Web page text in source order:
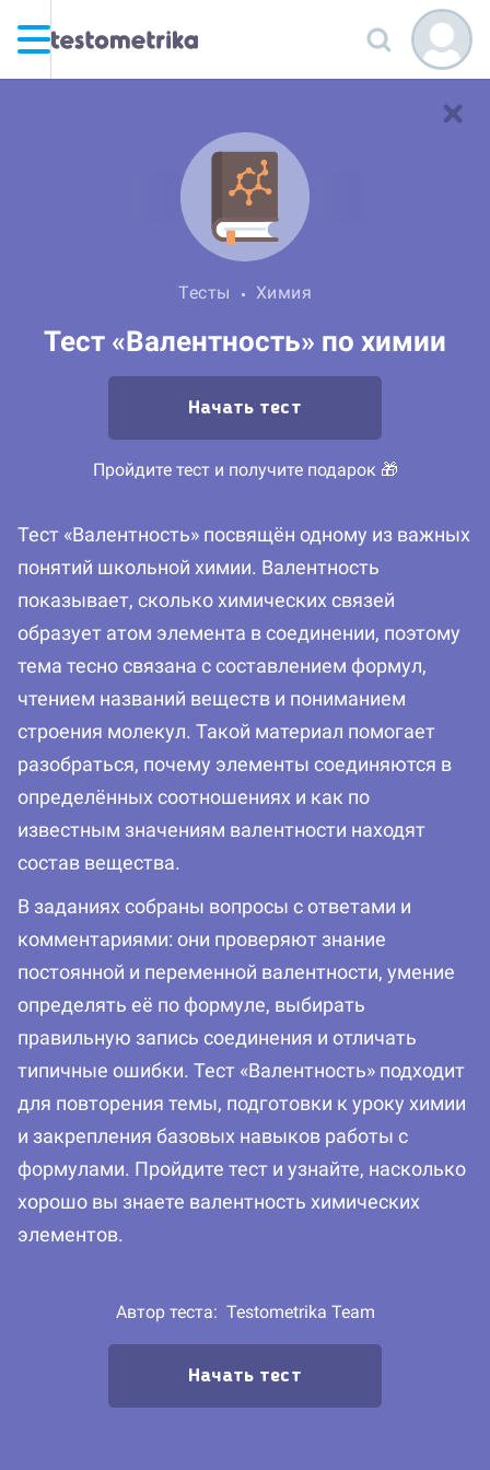
Тесты Химия
Тест «Валентность» по химии
Начать тест
Пройдите тест и получите подарок 🎁
Тест «Валентность» посвящён одному из важных
понятий школьной химии. Валентность
показывает, сколько химических связей
образует атом элемента в соединении, поэтому
тема тесно связана с составлением формул,
чтением названий веществ и пониманием
строения молекул. Такой материал помогает
разобраться, почему элементы соединяются в
определённых соотношениях и как по
известным значениям валентности находят
состав вещества.
В заданиях собраны вопросы с ответами и
комментариями: они проверяют знание
постоянной и переменной валентности, умение
определять её по формуле, выбирать
правильную запись соединения и отличать
типичные ошибки. Тест «Валентность» подходит
для повторения темы, подготовки к уроку химии
и закрепления базовых навыков работы с
формулами. Пройдите тест и узнайте, насколько
хорошо вы знаете валентность химических
элементов.
Автор теста: Testometrika Team
Начать тест